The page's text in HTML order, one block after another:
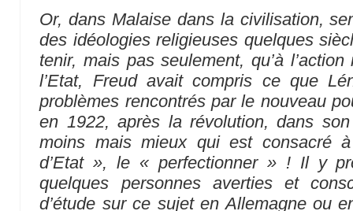
Or, dans Malaise dans la civilisation,
des idéologies religieuses quelques
tenir, mais pas seulement, qu’à
l’Etat, Freud avait compris ce que
problèmes rencontrés par le nouveau
en 1922, après la révolution, dans
moins mais mieux qui est consacré
d’Etat », le « perfectionner »! Il y
quelques personnes averties et
d’étude sur ce sujet en Allemagne ou